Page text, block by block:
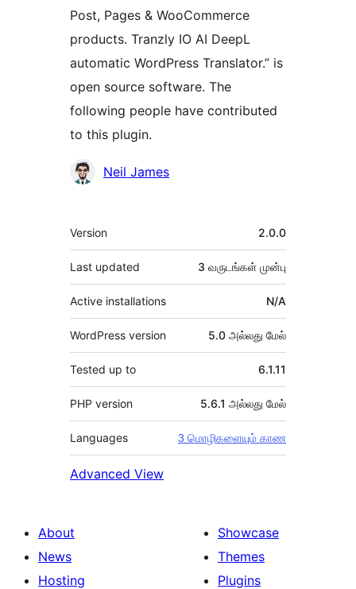
Post, Pages & WooCommerce
products. Tranzly IO AI DeepL
automatic WordPress Translator.” is
open source software. The
following people have contributed
to this plugin.
பங்களிப்பாளர்கள்
Neil James
Meta
Version 2.0.0
Last updated 3 வருடங்கள் முன்பு
Active installations N/A
WordPress version 5.0 அல்லது மேல்
Tested up to 6.1.11
PHP version 5.6.1 அல்லது மேல்
Languages 3 மொழிகளையும் காண
Advanced View
About
News
Hosting
Showcase
Themes
Plugins